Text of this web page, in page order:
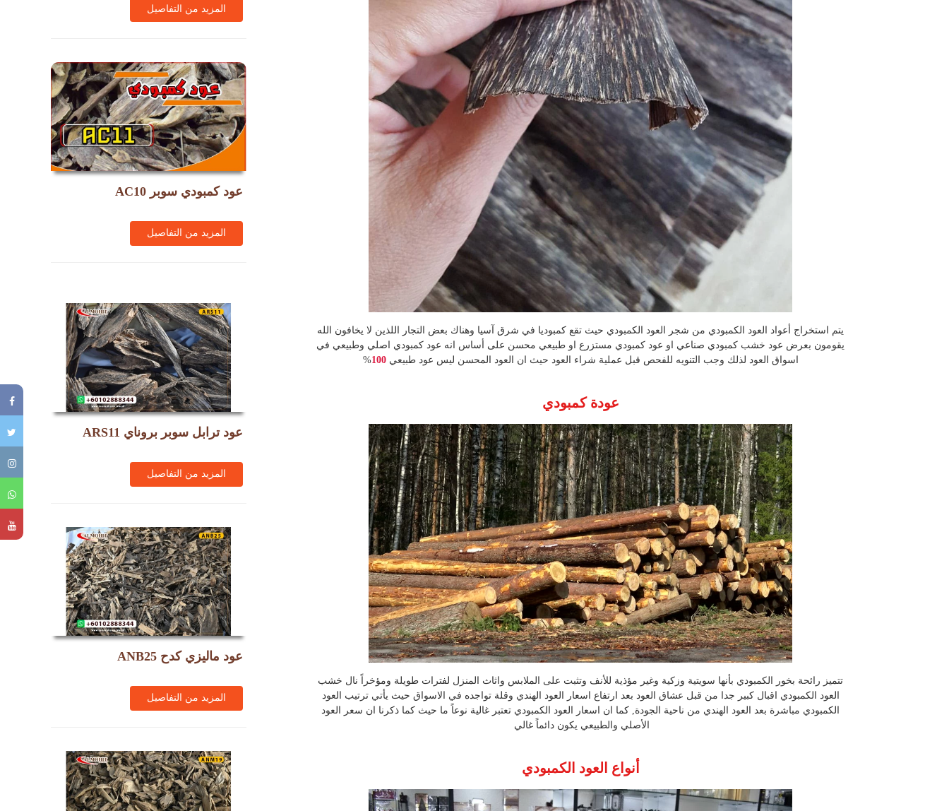
يتم استخراج أعواد العود الكمبودي من شجر العود الكمبودي حيث تقع كمبوديا في شرق آسيا وهناك بعض التجار اللذين لا يخافون الله
يقومون بعرض عود خشب كمبودي صناعي او عود كمبودي مستزرع او طبيعي محسن على أساس انه عود كمبودي اصلي وطبيعي في
اسواق العود لذلك وجب التنويه للفحص قبل عملية شراء العود حيث ان العود المحسن ليس عود طبيعي100
%
عودة كمبودي
تتميز رائحة بخور الكمبودي بأنها سويتية وزكية وغير مؤذية للأنف وتثبت على الملابس واثاث المنزل لفترات طويلة ومؤخراً نال خشب
العود الكمبودي اقبال كبير جدا من قبل عشاق العود بعد ارتفاع اسعار العود الهندي وقلة تواجده في الاسواق حيث يأتي ترتيب العود
الكمبودي مباشرة بعد العود الهندي من ناحية الجودة, كما ان اسعار العود الكمبودي تعتبر غالية نوعاً ما حيث كما ذكرنا ان سعر العود
الأصلي والطبيعي يكون دائماً غالي
أنواع العود الكمبودي
المزيد من التفاصيل
عود كمبودي سوبر AC10
المزيد من التفاصيل
عود ترابل سوبر بروناي ARS11
المزيد من التفاصيل
عود ماليزي كدح ANB25
المزيد من التفاصيل